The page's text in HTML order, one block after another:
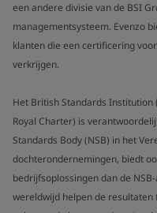
een andere divisie van de BSI
managementsysteem. Evenzo
klanten die een certificering
verkrijgen.
Het British Standards
Royal Charter) is
Standards Body (NSB) in het
dochterondernemingen, biedt
bedrijfsoplossingen dan de
wereldwijd helpen de